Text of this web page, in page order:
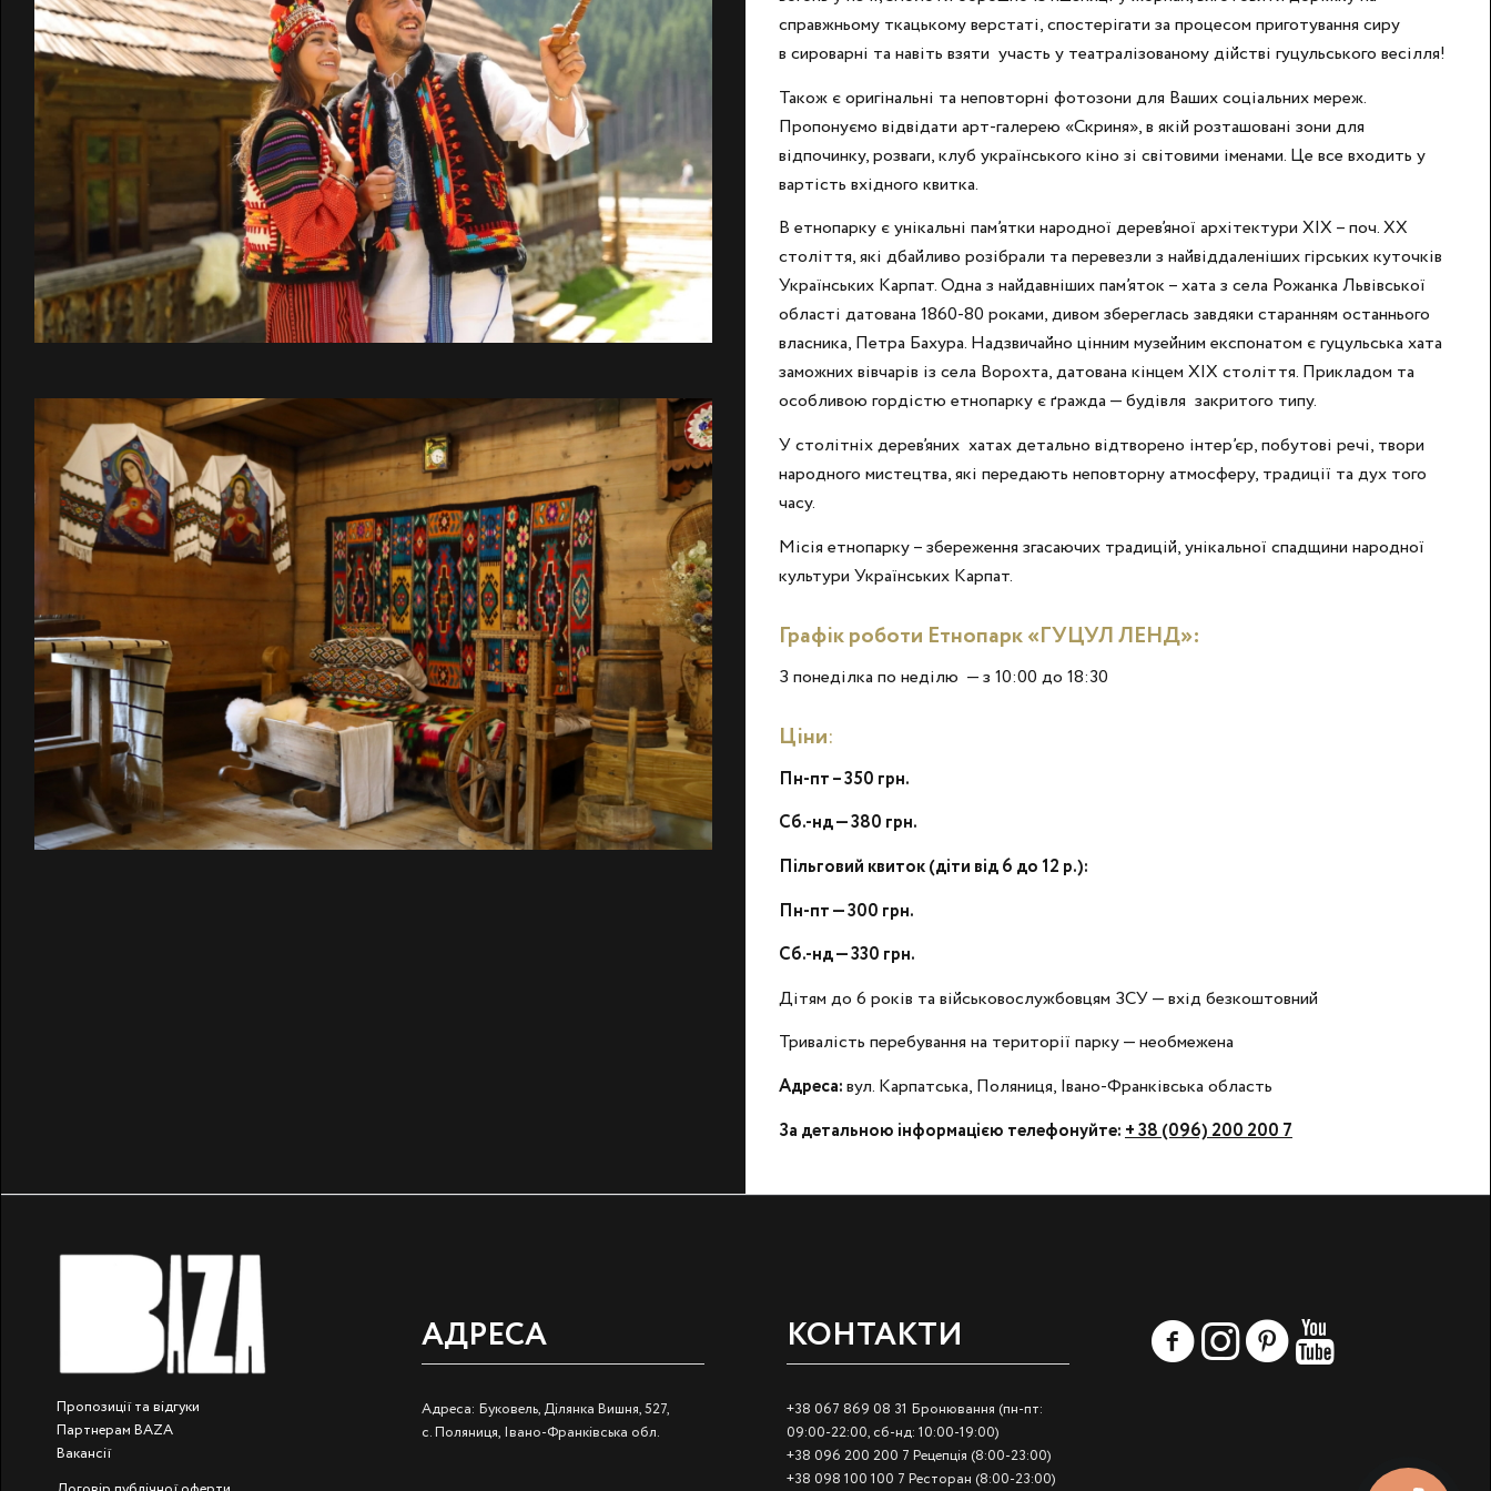
справжньому ткацькому верстаті, спостерігати за процесом приготування сиру
в сироварні та навіть взяти участь у театралізованому дійстві гуцульського весілля!
Також є оригінальні та неповторні фотозони для Ваших соціальних мереж.
Пропонуємо відвідати арт-галерею «Скриня», в якій розташовані зони для
відпочинку, розваги, клуб українського кіно зі світовими іменами. Це все входить у
вартість вхідного квитка.
В етнопарку є унікальні пам’ятки народної дерев’яної архітектури ХІХ – поч. ХХ
століття, які дбайливо розібрали та перевезли з найвіддаленіших гірських куточків
Українських Карпат. Одна з найдавніших пам’яток – хата з села Рожанка Львівської
області датована 1860-80 роками, дивом збереглась завдяки старанням останнього
власника, Петра Бахура. Надзвичайно цінним музейним експонатом є гуцульська хата
заможних вівчарів із села Ворохта, датована кінцем ХІХ століття. Прикладом та
особливою гордістю етнопарку є ґражда — будівля закритого типу.
У столітніх дерев’яних хатах детально відтворено інтер’єр, побутові речі, твори
народного мистецтва, які передають неповторну атмосферу, традиції та дух того
часу.
Місія етнопарку – збереження згасаючих традицій, унікальної спадщини народної
культури Українських Карпат.
Графік роботи Етнопарк «ГУЦУЛ ЛЕНД»:
З понеділка по неділю — з 10:00 до 18:30
Ціни:
Пн-пт – 350 грн.
Сб.-нд — 380 грн.
Пільговий квиток (діти від 6 до 12 р.):
Пн-пт — 300 грн.
Сб.-нд — 330 грн.
Дітям до 6 років та військовослужбовцям ЗСУ — вхід безкоштовний
Тривалість перебування на території парку — необмежена
Адреса:вул. Карпатська, Поляниця, Івано-Франківська область
За детальною інформацією телефонуйте: + 38 (096) 200 200 7
Пропозиції та відгуки
Партнерам BAZA
Вакансії
АДРЕСА
Адреса: Буковель, Ділянка Вишня, 527,
с. Поляниця, Івано-Франківська обл.
КОНТАКТИ
+38 067 869 08 31 Бронювання (пн-пт:
09:00-22:00, сб-нд: 10:00-19:00)
+38 096 200 200 7 Рецепція (8:00-23:00)
+38 098 100 100 7 Ресторан (8:00-23:00)